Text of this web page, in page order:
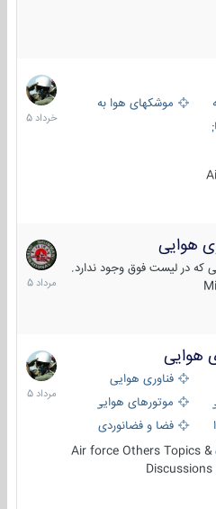
موشکهای هوا به سطح
30
خرداد
1405
هوایی
در لیست فوق وجود ندارد.
7
مرداد
1405
فناوری هوایی
موتورهای هوایی
فضا و فضانوردی
Air force Others Topics
Discussions
2
مرداد
1405